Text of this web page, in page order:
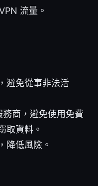
流量。
避免從事非法活
商，避免使用免費
取資料。
降低風險。